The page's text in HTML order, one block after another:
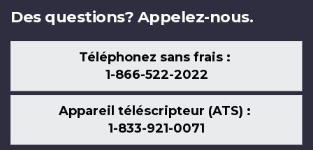
Des questions? Appelez-nous.
Téléphonez sans frais :
1-866-522-2022
Appareil téléscripteur (ATS) :
1-833-921-0071